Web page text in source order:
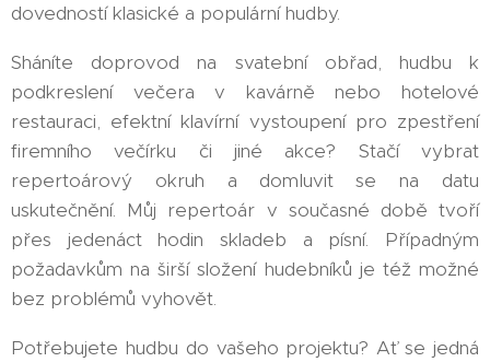
dovedností klasické a populární hudby.
Sháníte doprovod na svatební obřad, hudbu k
podkreslení večera v kavárně nebo hotelové
restauraci, efektní klavírní vystoupení pro zpestření
firemního večírku či jiné akce? Stačí vybrat
repertoárový okruh a domluvit se na datu
uskutečnění. Můj repertoár v současné době tvoří
přes jedenáct hodin skladeb a písní. Případným
požadavkům na širší složení hudebníků je též možné
bez problémů vyhovět.
Potřebujete hudbu do vašeho projektu? Ať se jedná